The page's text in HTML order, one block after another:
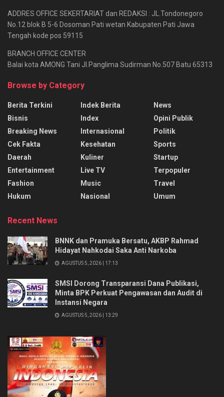
ADDRES OFFICE SEKERTARIAT dan REDAKSI : JL.Tondonegoro
No.12 blok B 5-6 Dosoman Pati wetan Kabupaten Pati Jawa
Tengah kode pos 59115
BRANCH OFFICE CENTER
Balai kota AMONG Tani Jl.Panglima Sudirman No.507 Batu 65313
Browse by Category
Berita Terkini
Bisnis
Breaking News
Cek Fakta
Daerah
Entertainment
Fashion
Hukum
Indek Berita
Index
Internasional
Kesehatan
Kuliner
Live TV
Music
Nasional
News
Opini Publik
Politik
Sports
Startup
Terpopuler
Travel
Umum
Recent News
BNNK dan Pramuka Bersatu, AKBP Rahmad
Hidayat Nahkodai Saka Anti Narkoba
AGUSTUS 5, 2026 | 17:13
SMSI Dorong Transparansi Dana Publikasi,
Minta BPK Perkuat Pengawasan dan Audit di
Instansi Negara
AGUSTUS 5, 2026 | 13:29